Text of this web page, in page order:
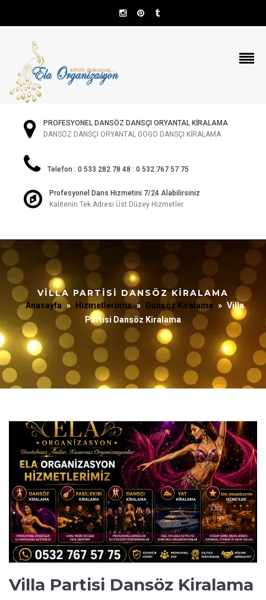
PROFESYONEL DANSÖZ DANSÇI ORYANTAL KİRALAMA
DANSÖZ DANSÇI ORYANTAL GOGO DANSÇI KİRALAMA
Telefon : 0 533 282 78 48 : 0 532 767 57 75
Profesyonel Dans Hizmetini 7/24 Alabilirsiniz
Kalitenin Tek Adresi Üst Düzey Hizmetler
VILLA PARTISI DANSÖZ KIRALAMA
Anasayfa » Hizmetlerimiz » Dansöz Kiralama » Villa
Partisi Dansöz Kiralama
Villa Partisi Dansöz Kiralama